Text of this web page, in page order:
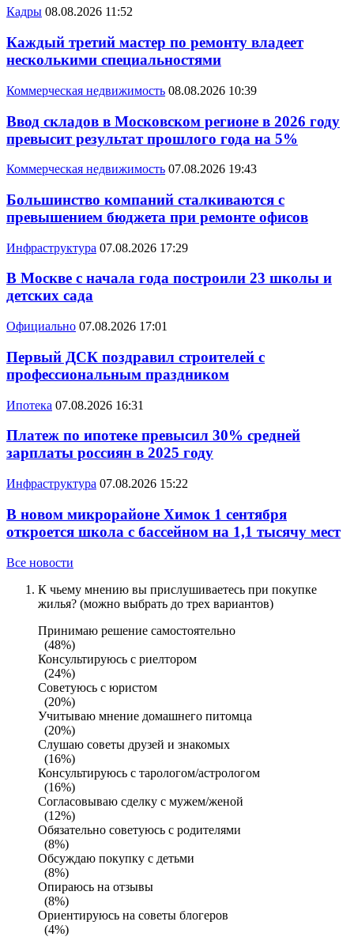
Кадры 08.08.2026 11:52
Каждый третий мастер по ремонту владеет
несколькими специальностями
Коммерческая недвижимость 08.08.2026 10:39
Ввод складов в Московском регионе в 2026 году
превысит результат прошлого года на 5%
Коммерческая недвижимость 07.08.2026 19:43
Большинство компаний сталкиваются с
превышением бюджета при ремонте офисов
Инфраструктура 07.08.2026 17:29
В Москве с начала года построили 23 школы и
детских сада
Официально 07.08.2026 17:01
Первый ДСК поздравил строителей с
профессиональным праздником
Ипотека 07.08.2026 16:31
Платеж по ипотеке превысил 30% средней
зарплаты россиян в 2025 году
Инфраструктура 07.08.2026 15:22
В новом микрорайоне Химок 1 сентября
откроется школа с бассейном на 1,1 тысячу мест
Все новости
К чьему мнению вы прислушиваетесь при покупке
жилья? (можно выбрать до трех вариантов)
Принимаю решение самостоятельно
(48%)
Консультируюсь с риелтором
(24%)
Советуюсь с юристом
(20%)
Учитываю мнение домашнего питомца
(20%)
Слушаю советы друзей и знакомых
(16%)
Консультируюсь с тарологом/астрологом
(16%)
Согласовываю сделку с мужем/женой
(12%)
Обязательно советуюсь с родителями
(8%)
Обсуждаю покупку с детьми
(8%)
Опираюсь на отзывы
(8%)
Ориентируюсь на советы блогеров
(4%)